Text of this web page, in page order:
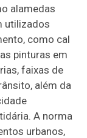
alamedas
utilizados
como cal
pinturas em
faixas de
além da
A norma
urbanos,